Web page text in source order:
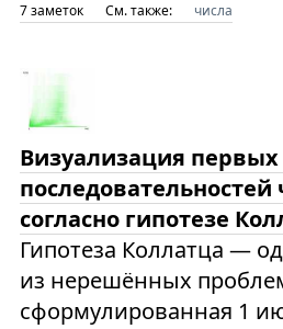
7 заметок См. также: числа
Визуализация первых
последовательностей
согласно гипотезе
Гипотеза Коллатца —
из нерешённых
сформулированная 1